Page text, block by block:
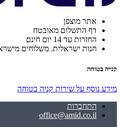
אתר מוצפן
דף התשלום מאובטח
החזרות עד 14 יום חינם
חנות ישראלית. משלוחים
קנייה בטוחה
מידע נוסף על שירות קניה בטוחה
התחברות
office@amid.co.il